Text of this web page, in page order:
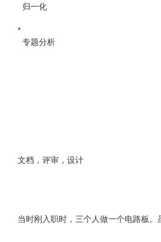
归一化
*
专题分析
文档，评审，设计
当时刚入职时，三个人做一个电路板